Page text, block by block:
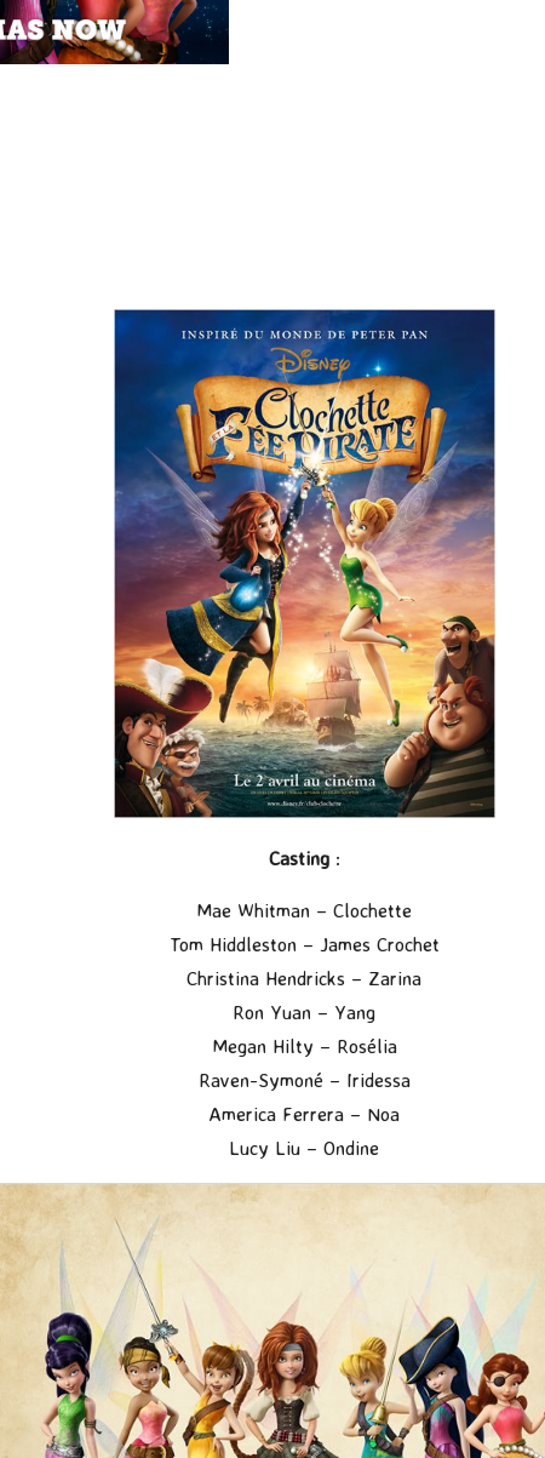
Casting:
Mae Whitman – Clochette
Tom Hiddleston – James Crochet
Christina Hendricks – Zarina
Ron Yuan – Yang
Megan Hilty – Rosélia
Raven-Symoné – Iridessa
America Ferrera – Noa
Lucy Liu – Ondine